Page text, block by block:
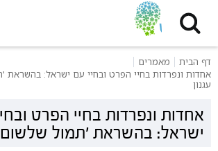
דף הבית
מאמרים
אחדות ונפרדות בחיי הפרט ובחיי עם ישראל:
עגנון
אחדות ונפרדות בחיי הפרט
ישראל: בהשראת 'תמול שלשום'